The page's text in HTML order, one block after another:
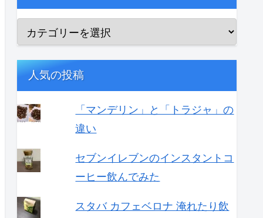
人気の投稿
「マンデリン」と「トラジャ」の
違い
セブンイレブンのインスタントコ
ーヒー飲んでみた
スタバ カフェベロナ 淹れたり飲